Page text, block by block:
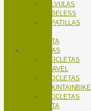
VALVULAS
TUBELESS
ZAPATILLAS
RUTA
BICICLETAS
BICICLETAS
GRAVEL
BICICLETAS
MOUNTAINBIKE
BICICLETAS
RUTA